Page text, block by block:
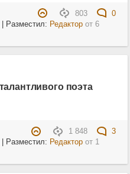
803
0
Разместил: Редакторот 6
поэта
1 848
3
Разместил: Редакторот 1